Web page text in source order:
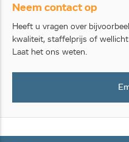
Neem contact op
Heeft u vragen over
kwaliteit, staffelprijs of
Laat het ons weten.